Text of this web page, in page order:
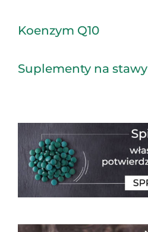
Koenzym Q10
Suplementy na stawy